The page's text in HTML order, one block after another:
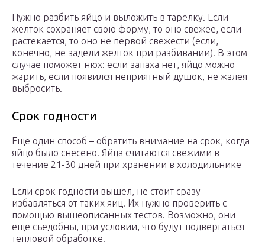
Нужно разбить яйцо и выложить в тарелку. Если
желток сохраняет свою форму, то оно свежее, если
растекается, то оно не первой свежести (если,
конечно, не задели желток при разбивании). В этом
случае поможет нюх: если запаха нет, яйцо можно
жарить, если появился неприятный душок, не жалея
выбросить.
Срок годности
Еще один способ – обратить внимание на срок, когда
яйцо было снесено. Яйца считаются свежими в
течение 21-30 дней при хранении в холодильнике
Если срок годности вышел, не стоит сразу
избавляться от таких яиц. Их нужно проверить с
помощью вышеописанных тестов. Возможно, они
еще съедобны, при условии, что будут подвергаться
тепловой обработке.